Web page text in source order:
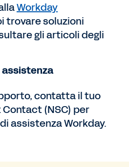
Workday
trovare soluzioni
gli articoli degli
contatta il tuo
(NSC) per
assistenza Workday.